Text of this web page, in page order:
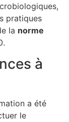
pratiques
la norme
à
a été
le